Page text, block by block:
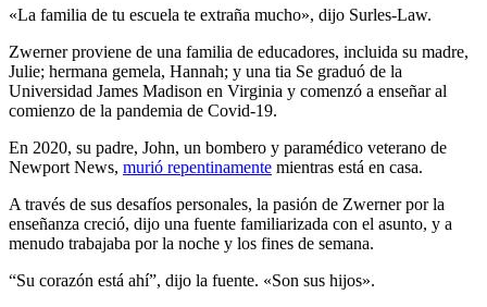
«La familia de tu escuela te extraña mucho», dijo Surles-Law.
Zwerner proviene de una familia de educadores, incluida su madre,
Julie; hermana gemela, Hannah; y una tia Se graduó de la
Universidad James Madison en Virginia y comenzó a enseñar al
comienzo de la pandemia de Covid-19.
En 2020, su padre, John, un bombero y paramédico veterano de
Newport News, murió repentinamente mientras está en casa.
A través de sus desafíos personales, la pasión de Zwerner por la
enseñanza creció, dijo una fuente familiarizada con el asunto, y a
menudo trabajaba por la noche y los fines de semana.
“Su corazón está ahí”, dijo la fuente. «Son sus hijos».